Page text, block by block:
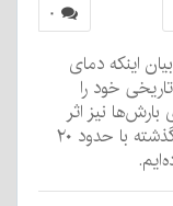
۰
اینکه دمای
خود را
نیز اثر
گذاشته است؛ به طوری که در یکی دو سال گذشته با حدود ۲۰